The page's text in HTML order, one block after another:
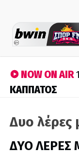
NOW ON AIR
ΚΑΠΠΑΤΟΣ
Δυο
ΔΥΟ ΛΕΡΕΣ